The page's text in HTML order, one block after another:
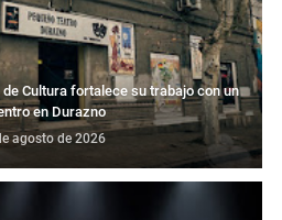
de Cultura fortalece su trabajo con un
en Durazno
agosto de 2026